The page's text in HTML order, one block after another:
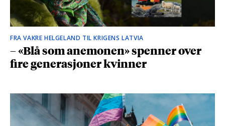
FRA VAKRE HELGELAND TIL KRIGENS LATVIA
– «Blå som anemonen» spenner over
fire generasjoner kvinner